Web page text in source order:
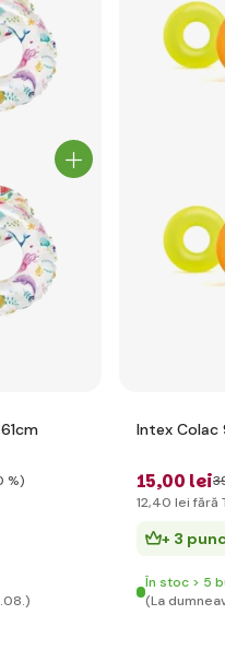
%)
Intex Colac
15,00 lei
12,40 lei fără
+ 3
În stoc > 5
(La